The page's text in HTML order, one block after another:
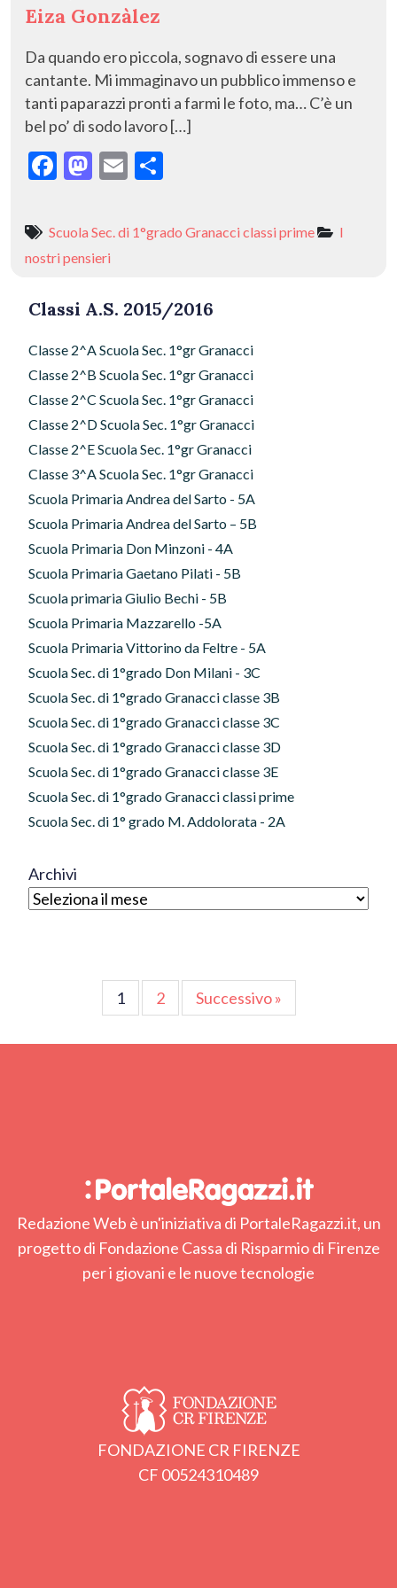
Eiza Gonzàlez
Da quando ero piccola, sognavo di essere una
cantante. Mi immaginavo un pubblico immenso e
tanti paparazzi pronti a farmi le foto, ma… C’è un
bel po’ di sodo lavoro […]
F
e
b
o
M
to
d
n
E
ai n
di
Scuola Sec. di 1°grado Granacci classi prime
I
nostri pensieri
Classi A.S. 2015/2016
Classe 2^A Scuola Sec. 1°gr Granacci
Classe 2^B Scuola Sec. 1°gr Granacci
Classe 2^C Scuola Sec. 1°gr Granacci
Classe 2^D Scuola Sec. 1°gr Granacci
Classe 2^E Scuola Sec. 1°gr Granacci
Classe 3^A Scuola Sec. 1°gr Granacci
Scuola Primaria Andrea del Sarto - 5A
Scuola Primaria Andrea del Sarto – 5B
Scuola Primaria Don Minzoni - 4A
Scuola Primaria Gaetano Pilati - 5B
Scuola primaria Giulio Bechi - 5B
Scuola Primaria Mazzarello -5A
Scuola Primaria Vittorino da Feltre - 5A
Scuola Sec. di 1°grado Don Milani - 3C
Scuola Sec. di 1°grado Granacci classe 3B
Scuola Sec. di 1°grado Granacci classe 3C
Scuola Sec. di 1°grado Granacci classe 3D
Scuola Sec. di 1°grado Granacci classe 3E
Scuola Sec. di 1°grado Granacci classi prime
Scuola Sec. di 1° grado M. Addolorata - 2A
Archivi
Paginazione
degli
articoli
1 2 Successivo »
Redazione Web è un'iniziativa di PortaleRagazzi.it, un
progetto di Fondazione Cassa di Risparmio di Firenze
per i giovani e le nuove tecnologie
FONDAZIONE CR FIRENZE
CF 00524310489